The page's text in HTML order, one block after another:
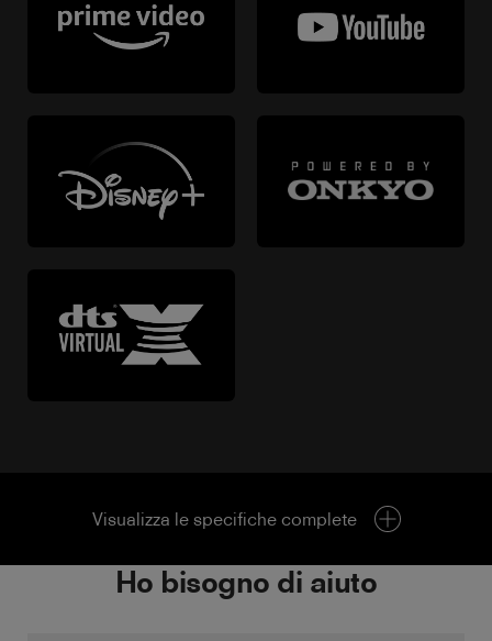
Visualizza le specifiche complete
Ho bisogno di aiuto